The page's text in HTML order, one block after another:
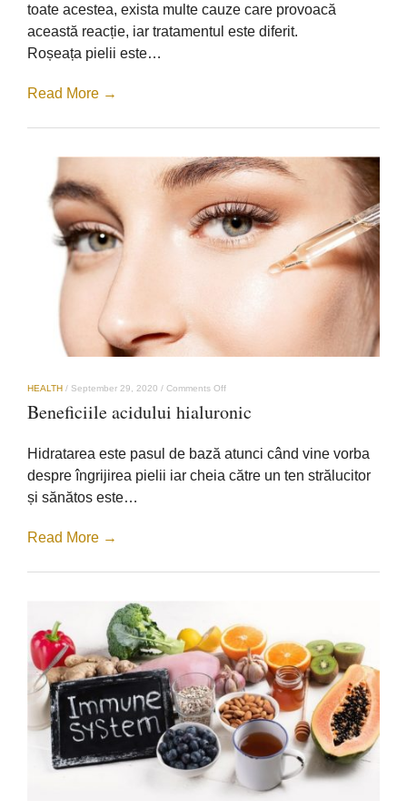
toate acestea, exista multe cauze care provoacă
această reacție, iar tratamentul este diferit.
Roșeața pielii este…
Read More →
HEALTH / September 29, 2020 / Comments Offon
acidului
Beneficiile acidului hialuronic
Hidratarea este pasul de bază atunci când vine vorba
despre îngrijirea pielii iar cheia către un ten strălucitor
și sănătos este…
Read More →